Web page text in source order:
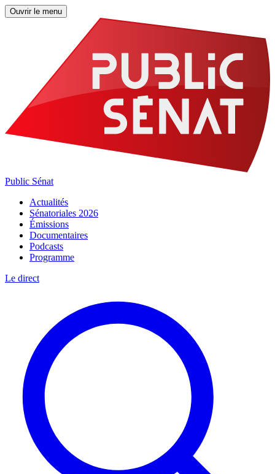
Ouvrir le menu
Public Sénat
Actualités
Sénatoriales 2026
Émissions
Documentaires
Podcasts
Programme
Le direct